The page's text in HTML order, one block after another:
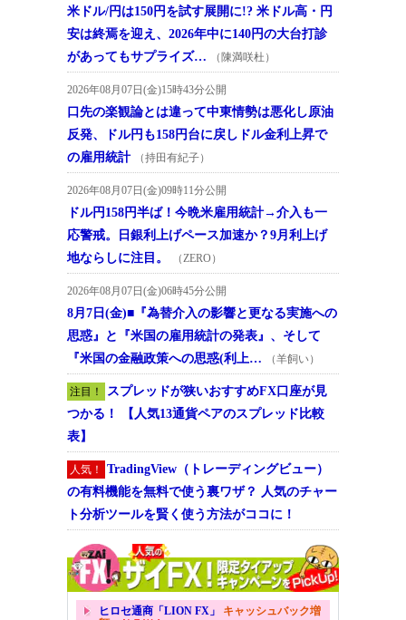
米ドル/円は150円を試す展開に!? 米ドル高・円
安は終焉を迎え、2026年中に140円の大台打診
があってもサプライズ…
（陳満咲杜）
2026年08月07日(金)15時43分公開
口先の楽観論とは違って中東情勢は悪化し原油
反発、ドル円も158円台に戻しドル金利上昇で
の雇用統計
（持田有紀子）
2026年08月07日(金)09時11分公開
ドル円158円半ば！今晩米雇用統計→介入も一
応警戒。日銀利上げペース加速か？9月利上げ
地ならしに注目。
（ZERO）
2026年08月07日(金)06時45分公開
8月7日(金)■『為替介入の影響と更なる実施への
思惑』と『米国の雇用統計の発表』、そして
『米国の金融政策への思惑(利上…
（羊飼い）
注目！
スプレッドが狭いおすすめFX口座が見
つかる！ 【人気13通貨ペアのスプレッド比較
表】
人気！
TradingView（トレーディングビュー）
の有料機能を無料で使う裏ワザ？ 人気のチャー
ト分析ツールを賢く使う方法がココに！
ヒロセ通商「LION FX」 キャッシュバック増